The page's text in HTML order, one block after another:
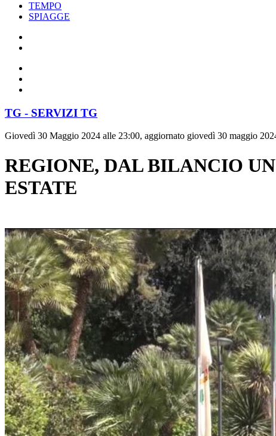
TEMPO
SPIAGGE
TG - SERVIZI TG
Giovedì 30 Maggio 2024 alle 23:00, aggiornato giovedì 30 maggio
REGIONE, DAL BILANCIO
ESTATE